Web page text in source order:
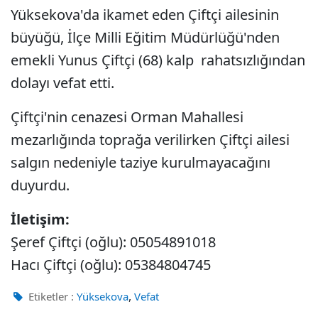
Yüksekova'da ikamet eden Çiftçi ailesinin
büyüğü, İlçe Milli Eğitim Müdürlüğü'nden
emekli Yunus Çiftçi (68) kalp rahatsızlığından
dolayı vefat etti.
Çiftçi'nin cenazesi Orman Mahallesi
mezarlığında toprağa verilirken Çiftçi ailesi
salgın nedeniyle taziye kurulmayacağını
duyurdu.
İletişim:
Şeref Çiftçi (oğlu): 05054891018
Hacı Çiftçi (oğlu): 05384804745
Etiketler : Yüksekova, Vefat